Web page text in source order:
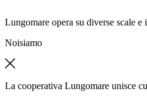
Lungomare opera su diverse scale
Noisiamo
La cooperativa Lungomare unisce